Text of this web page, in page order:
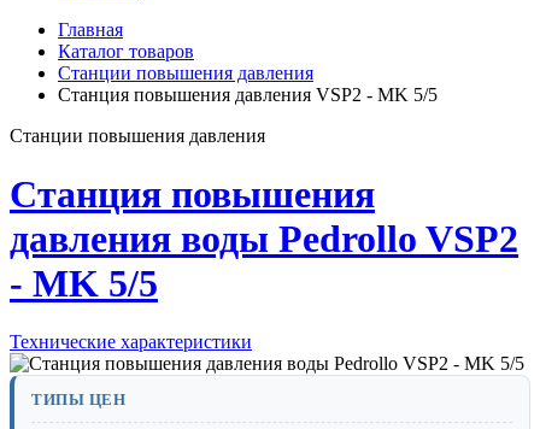
Главная
Каталог товаров
Станции повышения давления
Станция повышения давления VSP2 - MK 5/5
Станции повышения давления
Станция повышения
давления воды Pedrollo VSP2
- MK 5/5
Технические характеристики
ТИПЫ ЦЕН